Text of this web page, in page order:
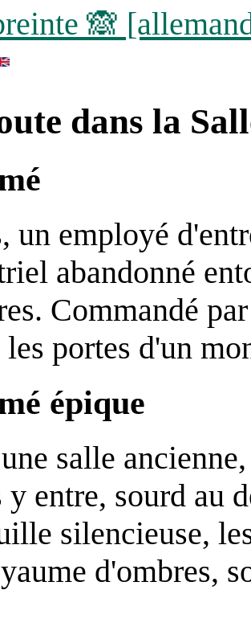
🙈
dans la
un employé
abandonné
Commandé
portes d'un
épique
salle
y entre, sourd au
silencieuse,
d'ombres,